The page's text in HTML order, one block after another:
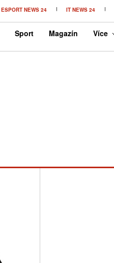
ESPORT NEWS 24 IT NEWS 24
Sport Magazín Více